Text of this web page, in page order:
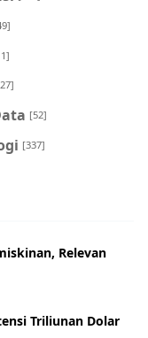
[52]
[337]
Relevan
Triliunan Dolar